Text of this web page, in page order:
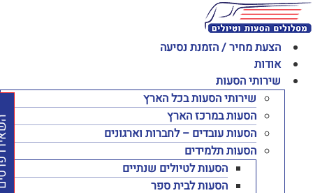
הצעת מחיר / הזמנת נסיעה
אודות
שירותי הסעות
שירותי הסעות בכל הארץ
הסעות במרכז הארץ
הסעות עובדים – לחברות וארגונים
הסעות תלמידים
הסעות לטיולים שנתיים
הסעות לבית ספר